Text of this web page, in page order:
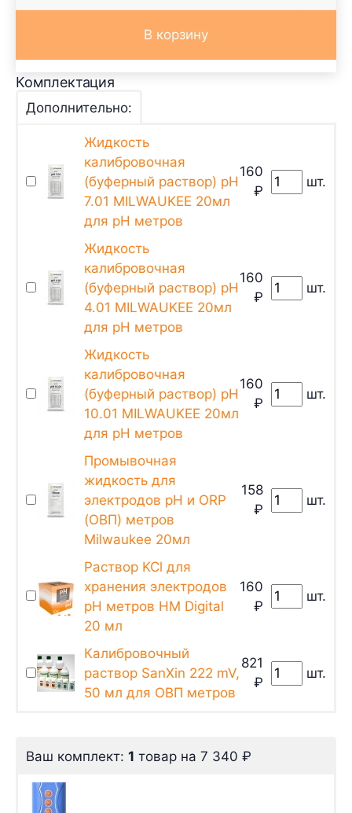
В корзину
Комплектация
Дополнительно:
Жидкость
калибровочная
(буферный раствор) pH
7.01 MILWAUKEE 20мл
для pH метров
160
₽
шт.
Жидкость
калибровочная
(буферный раствор) pH
4.01 MILWAUKEE 20мл
для pH метров
160
₽
шт.
Жидкость
калибровочная
(буферный раствор) pH
10.01 MILWAUKEE 20мл
для pH метров
160
₽
шт.
Промывочная
жидкость для
электродов pH и ORP
(ОВП) метров
Milwaukee 20мл
158
₽
шт.
Раствор KCl для
хранения электродов
pH метров HM Digital
20 мл
160
₽
шт.
Калибровочный
раствор SanXin 222 mV,
50 мл для ОВП метров
821
₽
шт.
Ваш комплект: 1 товар на 7 340 ₽